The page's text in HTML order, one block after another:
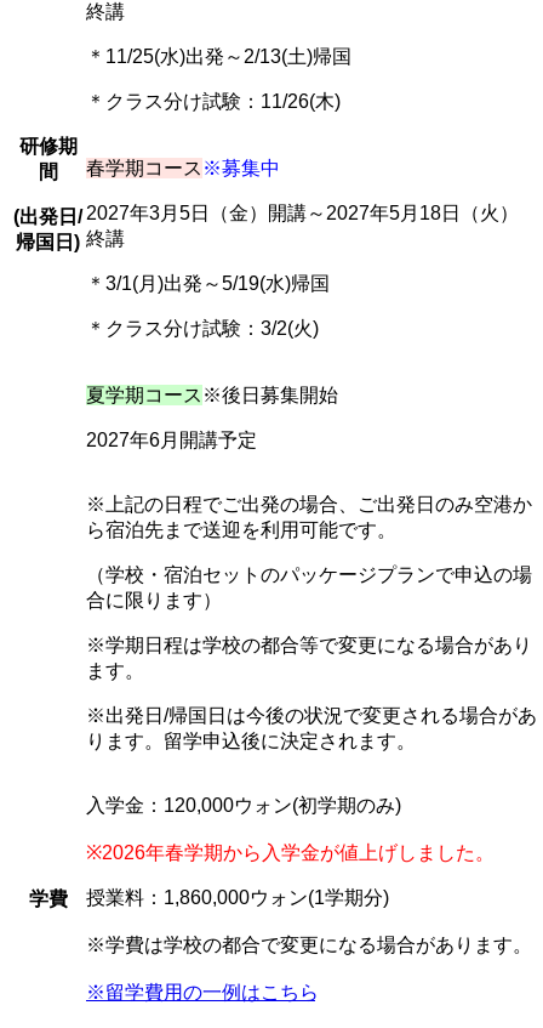
研修期
間
(出発日/
帰国日)
終講
＊11/25(水)出発～2/13(土)帰国
＊クラス分け試験：11/26(木)
春学期コース ※募集中
2027年3月5日（金）開講～2027年5月18日（火）
終講
＊3/1(月)出発～5/19(水)帰国
＊クラス分け試験：3/2(火)
夏学期コース ※後日募集開始
2027年6月開講予定
※上記の日程でご出発の場合、ご出発日のみ空港か
ら宿泊先まで送迎を利用可能です。
（学校・宿泊セットのパッケージプランで申込の場
合に限ります）
※学期日程は学校の都合等で変更になる場合があり
ます。
※出発日/帰国日は今後の状況で変更される場合があ
ります。留学申込後に決定されます。
学費
入学金：120,000ウォン(初学期のみ)
※2026年春学期から入学金が値上げしました。
授業料：1,860,000ウォン(1学期分)
※学費は学校の都合で変更になる場合があります。
※留学費用の一例はこちら